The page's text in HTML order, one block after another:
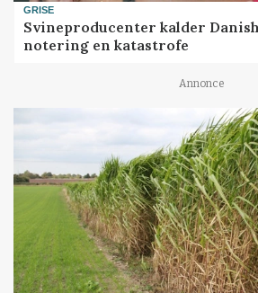
GRISE
Svineproducenter kalder
notering en katastrofe
Annonce